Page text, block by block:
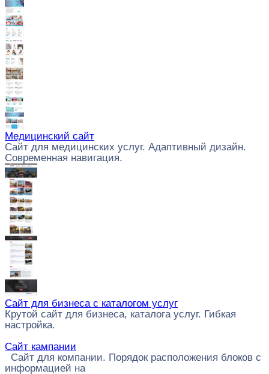
Медицинский сайт
Сайт для медицинских услуг. Адаптивный дизайн.
Современная навигация.
Сайт для бизнеса с каталогом услуг
Крутой сайт для бизнеса, каталога услуг. Гибкая
настройка.
Сайт кампании
Сайт для компании. Порядок расположения блоков с
информацией на